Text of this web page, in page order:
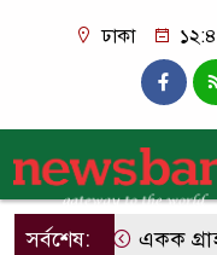
ঢাকা
সর্বশেষ: একক